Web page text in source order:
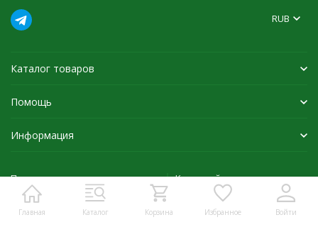
Главная Каталог Корзина Избранное Войти
RUB
Каталог товаров
Помощь
Информация
Политика персональных данных Карта сайта